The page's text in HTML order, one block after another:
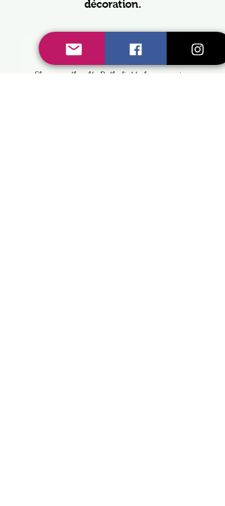
décoration.
No Reviews Yet
Share your thoughts. Be the first to leave a review.